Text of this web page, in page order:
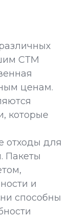
СТМ
ценам.
которые
отходы для
Пакеты
и
способны